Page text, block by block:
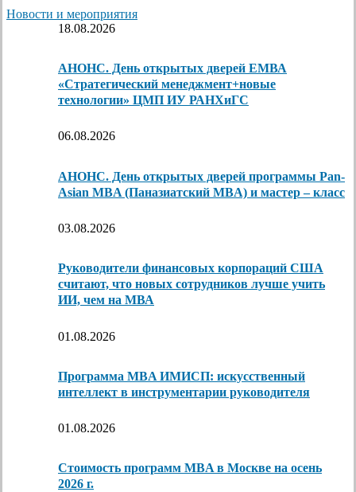
Новости и мероприятия
18.08.2026
АНОНС. День открытых дверей ЕМВА
«Стратегический менеджмент+новые
технологии» ЦМП ИУ РАНХиГС
06.08.2026
АНОНС. День открытых дверей программы Pan-
Asian MBA (Паназиатский MBA) и мастер – класс
03.08.2026
Руководители финансовых корпораций США
считают, что новых сотрудников лучше учить
ИИ, чем на МВА
01.08.2026
Программа MBA ИМИСП: искусственный
интеллект в инструментарии руководителя
01.08.2026
Стоимость программ MBA в Москве на осень
2026 г.